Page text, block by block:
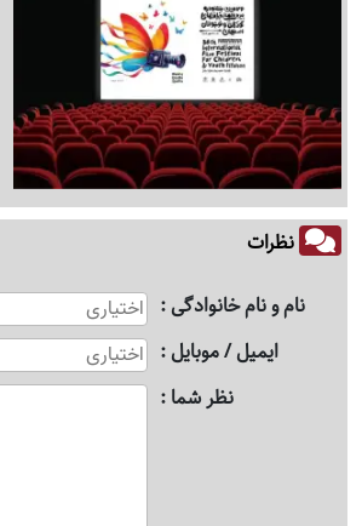
نظرات
نام و نام خانوادگی
ایمیل / موبایل
نظر شما